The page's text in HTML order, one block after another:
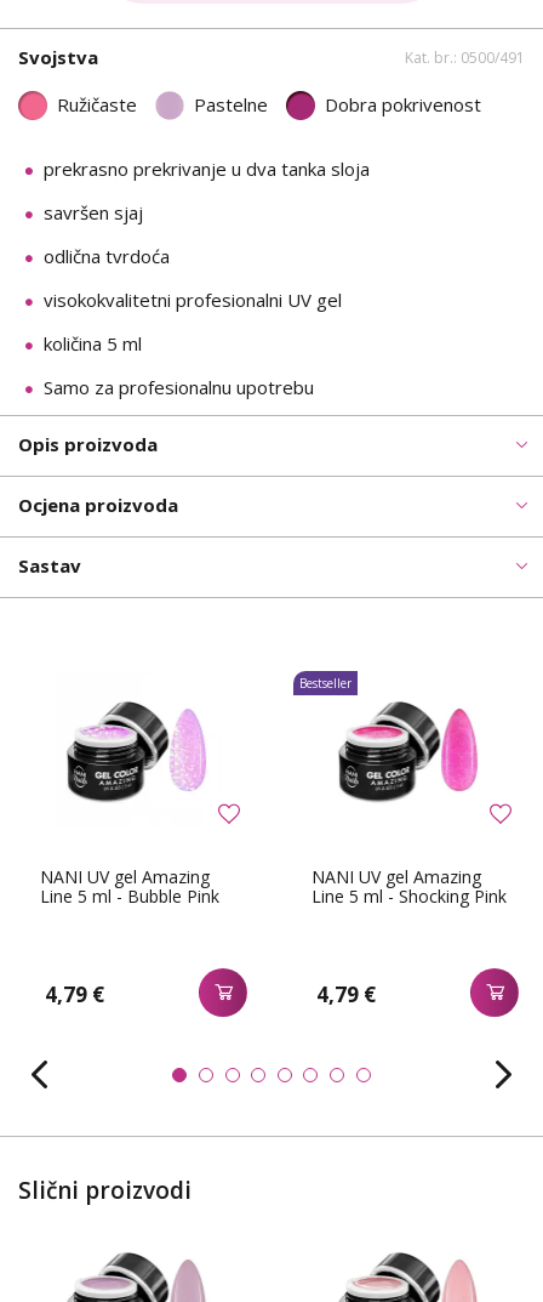
Svojstva Kat. br.: 0500/491
Ružičaste Pastelne Dobra pokrivenost
prekrasno prekrivanje u dva tanka sloja
savršen sjaj
odlična tvrdoća
visokokvalitetni profesionalni UV gel
količina 5 ml
Samo za profesionalnu upotrebu
Opis proizvoda
Ocjena proizvoda
Sastav
NANI UV gel Amazing
Line 5 ml - Bubble Pink
4,79 €
NANI UV gel Amazing
Line 5 ml - Shocking Pink
4,79 €
Bestseller
Slični proizvodi